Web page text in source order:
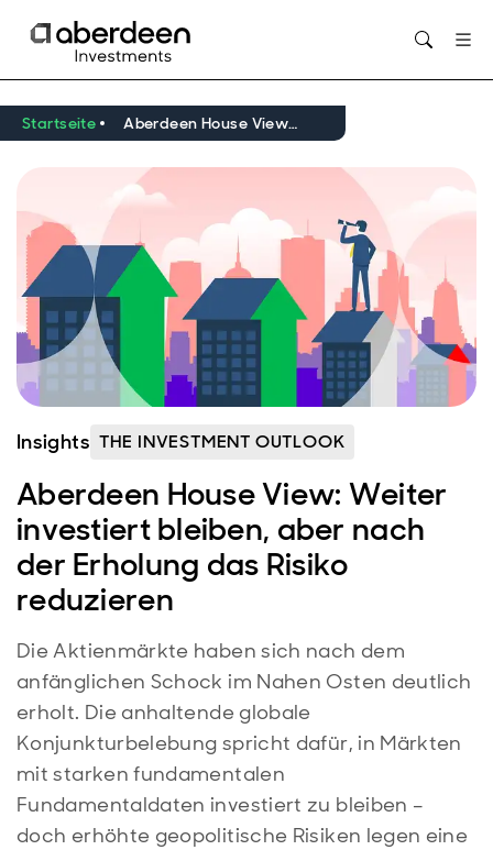
Startseite Aberdeen House View: Weiter investiert bleiben, aber nach der Erholung das Risiko reduzieren
Insights THE INVESTMENT OUTLOOK
Aberdeen House View: Weiter
investiert bleiben, aber nach
der Erholung das Risiko
reduzieren
Die Aktienmärkte haben sich nach dem
anfänglichen Schock im Nahen Osten deutlich
erholt. Die anhaltende globale
Konjunkturbelebung spricht dafür, in Märkten
mit starken fundamentalen
Fundamentaldaten investiert zu bleiben –
doch erhöhte geopolitische Risiken legen eine